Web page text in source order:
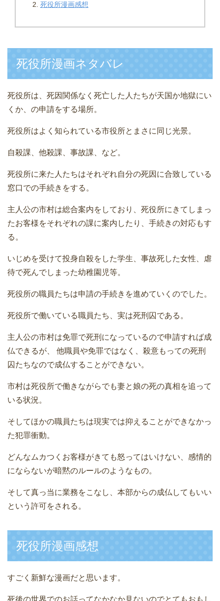
死役所漫画感想
死役所漫画ネタバレ
死役所は、死因関係なく死亡した人たちが天国か地獄にい
くか、の申請をする場所。
死役所はよく知られている市役所とまさに同じ光景。
自殺課、他殺課、事故課、など。
死役所に来た人たちはそれぞれ自分の死因に合致している
窓口での手続きをする。
主人公の市村は総合案内をしており、死役所にきてしまっ
たお客様をそれぞれの課に案内したり、手続きの対応もす
る。
いじめを受けて投身自殺をした学生、事故死した女性、虐
待で死んでしまった幼稚園児等。
死役所の職員たちは申請の手続きを進めていくのでした。
死役所で働いている職員たち、実は死刑囚である。
主人公の市村は免罪で死刑になっているので申請すれば成
仏できるが、 他職員や免罪ではなく、殺意もっての死刑
囚たちなので成仏することができない。
市村は死役所で働きながらでも妻と娘の死の真相を追って
いる状況。
そしてほかの職員たちは現実では抑えることができなかっ
た犯罪衝動。
どんなムカつくお客様がきても怒ってはいけない、感情的
にならないが暗黙のルールのようなもの。
そして真っ当に業務をこなし、本部からの成仏してもいい
という許可をされる。
死役所漫画感想
すごく新鮮な漫画だと思います。